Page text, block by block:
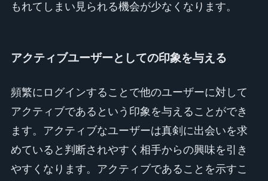
もれてしまい見られる機会が少なくなります。
アクティブユーザーとしての印象を与える
頻繁にログインすることで他のユーザーに対して
アクティブであるという印象を与えることができ
ます。アクティブなユーザーは真剣に出会いを求
めていると判断されやすく相手からの興味を引き
やすくなります。アクティブであることを示すこ